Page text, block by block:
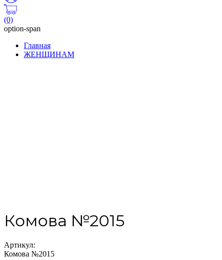
(0)
option-span
Главная
ЖЕНЩИНАМ
Комова №2015
Артикул:
Комова №2015